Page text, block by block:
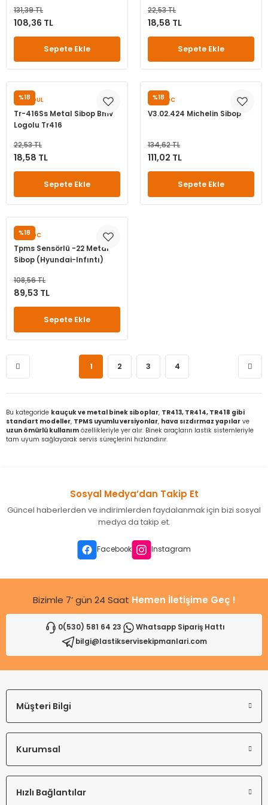
131,39 TL
108,36 TL
Sepete Ekle
22,53 TL
18,58 TL
Sepete Ekle
%18
SUNSOUL
Tr-416Ss Metal Sibop Bmv
Logolu Tr416
22,53 TL
18,58 TL
Sepete Ekle
%18
OUYADC
V3.02.424 Michelin Sibop
134,62 TL
111,02 TL
Sepete Ekle
%18
OUYADC
Tpms Sensörlü -22 Metal
Sibop (Hyundai-Infıntı)
108,56 TL
89,53 TL
Sepete Ekle
1 2 3 4
Bu kategoride kauçuk ve metal binek siboplar, TR413, TR414, TR418 gibi
standart modeller, TPMS uyumlu versiyonlar, hava sızdırmaz yapılar ve
uzun ömürlü kullanım özellikleriyle yer alır. Binek araçların lastik sistemleriyle
tam uyum sağlayarak servis süreçlerini hızlandırır.
Sosyal Medya’dan Takip Et
Güncel haberlerden ve indirimlerden faydalanmak için bizi sosyal
medya da takip et.
Facebook Instagram
Bizimle 7’ gün 24 Saat Hemen İletişime Geç !
0(530) 581 64 23
Whatsapp Sipariş Hattı
bilgi@lastikservisekipmanlari.com
Müşteri Bilgi
Kurumsal
Hızlı Bağlantılar